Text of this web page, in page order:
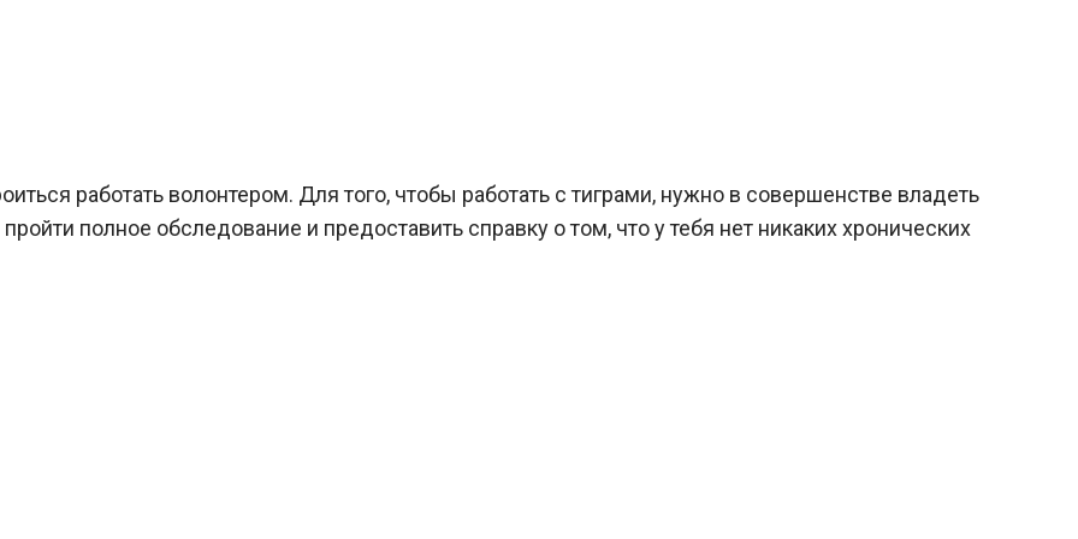
работать волонтером. Для того, чтобы работать с тиграми, нужно в совершенстве владеть
полное обследование и предоставить справку о том, что у тебя нет никаких хронических